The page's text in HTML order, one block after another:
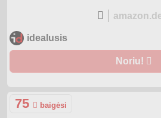
|
idealusis
Noriu!
75 baigėsi